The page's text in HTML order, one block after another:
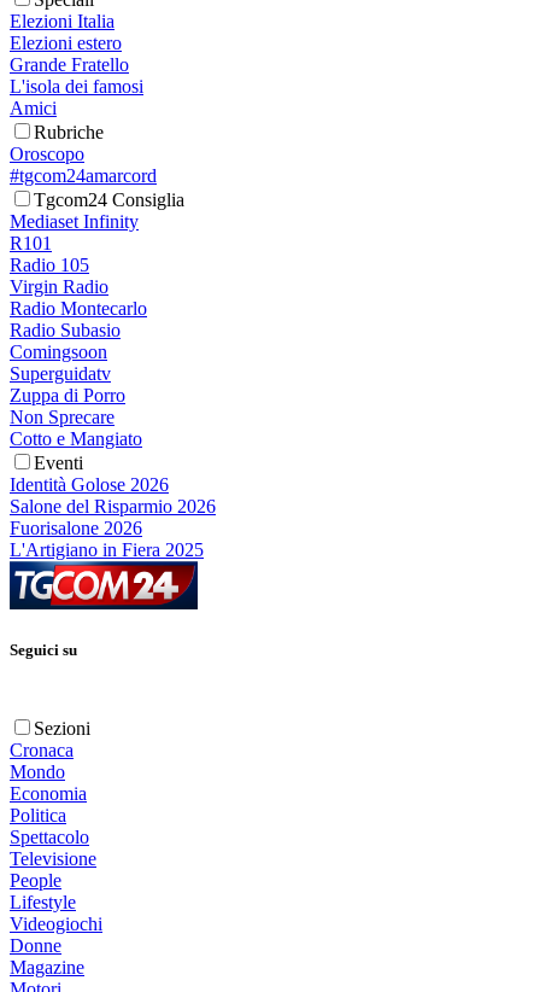
Elezioni Italia
Elezioni estero
Grande Fratello
L'isola dei famosi
Amici
Rubriche
Oroscopo
#tgcom24amarcord
Tgcom24 Consiglia
Mediaset Infinity
R101
Radio 105
Virgin Radio
Radio Montecarlo
Radio Subasio
Comingsoon
Superguidatv
Zuppa di Porro
Non Sprecare
Cotto e Mangiato
Eventi
Identità Golose 2026
Salone del Risparmio 2026
Fuorisalone 2026
L'Artigiano in Fiera 2025
Seguici su
Sezioni
Cronaca
Mondo
Economia
Politica
Spettacolo
Televisione
People
Lifestyle
Videogiochi
Donne
Magazine